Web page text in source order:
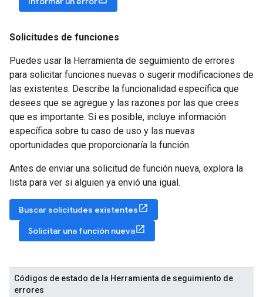
Solicitudes de funciones
Puedes usar la Herramienta de seguimiento de errores
para solicitar funciones nuevas o sugerir modificaciones de
las existentes. Describe la funcionalidad específica que
desees que se agregue y las razones por las que crees
que es importante. Si es posible, incluye información
específica sobre tu caso de uso y las nuevas
oportunidades que proporcionaría la función.
Antes de enviar una solicitud de función nueva, explora la
lista para ver si alguien ya envió una igual.
Buscar solicitudes existentes
Solicitar una función nueva
Códigos de estado de la Herramienta de seguimiento de
errores